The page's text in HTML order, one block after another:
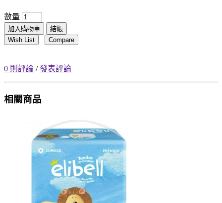
數量
加入購物車
結帳
Wish List
Compare
0 則評論 /發表評論
相關商品